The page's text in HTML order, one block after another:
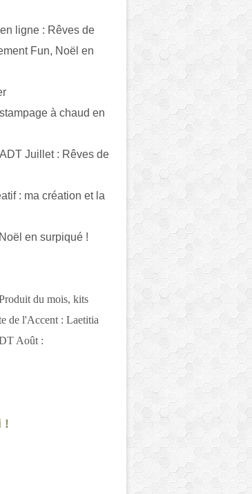
: Rêves de
Fun, Noël en
à chaud en
Juillet : Rêves de
: ma création et la
en surpiqué !
du mois, kits
de l'Accent : Laetitia
Août :
!